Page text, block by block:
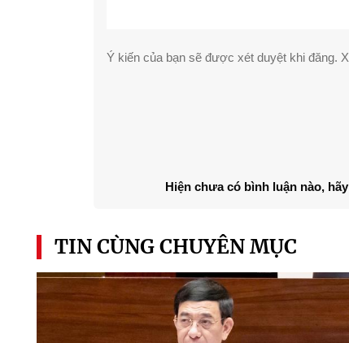
Ý kiến của bạn sẽ được xét duyệt khi đăng.
Hiện chưa có bình luận nào,
TIN CÙNG CHUYÊN MỤC